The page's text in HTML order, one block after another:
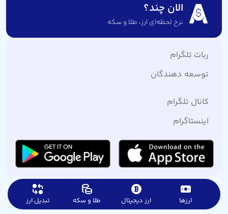
ارزها ارز دیجیتال طلا و سکه تبدیل ارز
الان چند؟
نرخ لحظه‌ای ارز،‌ طلا و سکه
ربات تلگرام
توسعه دهندگان
کانال تلگرام
اینستاگرام